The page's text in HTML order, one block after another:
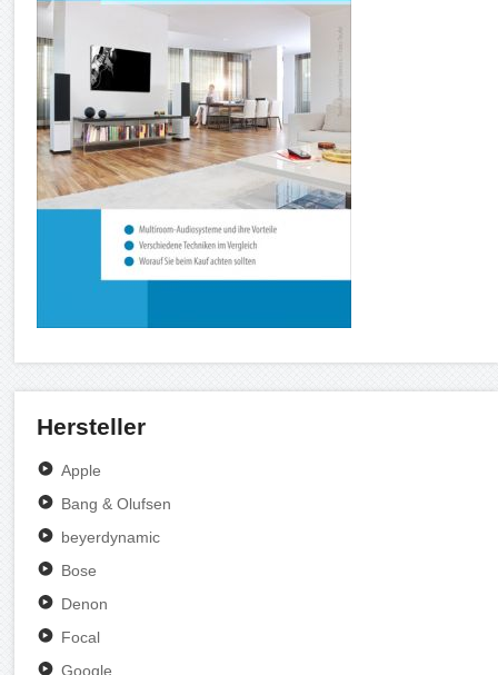
Hersteller
Apple
Bang & Olufsen
beyerdynamic
Bose
Denon
Focal
Google